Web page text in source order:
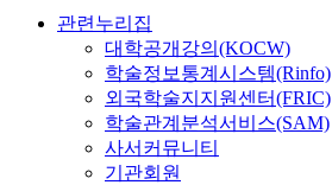
관련누리집
대학공개강의(KOCW)
학술정보통계시스템(Rinfo)
외국학술지지원센터(FRIC)
학술관계분석서비스(SAM)
사서커뮤니티
기관회원